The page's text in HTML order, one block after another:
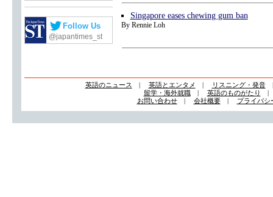
Follow Us
@japantimes_st
Singapore eases chewing gum ban
By Rennie Loh
英語のニュース | 英語とエンタメ | リスニング・発音
留学・海外就職| 英語のものがたり
お問い合わせ| 会社概要| プライバシ